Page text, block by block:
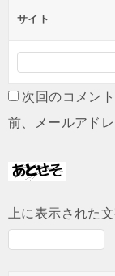
サイト
次回のコメン
前、メールアド
上に表示された